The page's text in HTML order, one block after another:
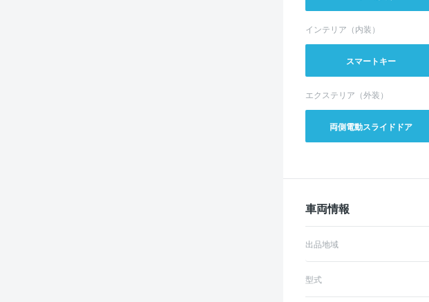
インテリア（内装）
スマートキー
エクステリア（外装）
両側電動スライドドア
車両情報
出品地域
型式